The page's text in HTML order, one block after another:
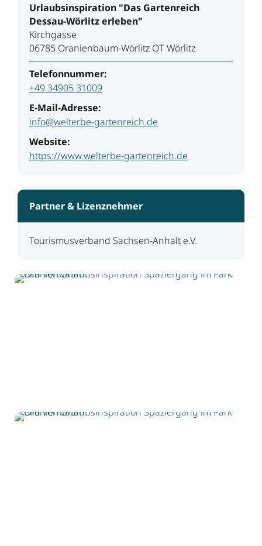
Urlaubsinspiration "Das Gartenreich
Dessau-Wörlitz erleben"
Kirchgasse
06785 Oranienbaum-Wörlitz OT Wörlitz
Telefonnummer:
+49 34905 31009
E-Mail-Adresse:
info@welterbe-gartenreich.de
Website:
https://www.welterbe-gartenreich.de
Partner & Lizenznehmer
Tourismusverband Sachsen-Anhalt e.V.